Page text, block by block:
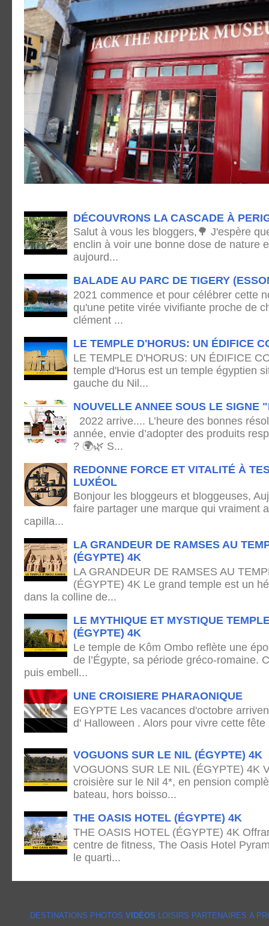
DÉCOUVRONS LA CASCADE À
Salut à vous les bloggers,🌳 J'espère
enclin à voir une bonne dose de nature
aujourd...
BALADE AU PARC DE TIGERY
2021 commence et pour célébrer cette
qu'une petite virée vivifiante proche de
clément ...
LE TEMPLE D'HORUS: UN ÉDIFICE
LE TEMPLE D'HORUS: UN ÉDIFICE
temple d'Horus est un temple égyptien
gauche du Nil...
NOUVELLE ANNEE SOUS LE SIGNE
2022 arrive.... L’heure des bonnes
année, envie d’adopter des produits
? 🌍🌿 S...
REDONNE FORCE ET VITALITÉ À
LUXÉOL
Bonjour les bloggeurs et bloggeuses,
faire partager une marque qui vraiment
capilla...
LA GRANDEUR DE RAMSES AU
(ÉGYPTE) 4K
LA GRANDEUR DE RAMSES AU
(ÉGYPTE) 4K Le grand temple est un
dans la colline de...
LE MYTHIQUE ET MYSTIQUE
(ÉGYPTE) 4K
Le temple de Kôm Ombo reflète une
de l’Égypte, sa période gréco-romaine.
puis embell...
UNE CROISIERE PHARAONIQUE
EGYPTE Les vacances d'octobre
d' Halloween . Alors pour vivre cette
VOGUONS SUR LE NIL (ÉGYPTE) 4K
VOGUONS SUR LE NIL (ÉGYPTE) 4K
croisière sur le Nil 4*, en pension
bateau, hors boisso...
THE OASIS HOTEL (ÉGYPTE) 4K
THE OASIS HOTEL (ÉGYPTE) 4K
centre de fitness, The Oasis Hotel
le quarti...
DESTINATIONS PHOTOS VIDÉOS LOISIRS PARTENAIRES A